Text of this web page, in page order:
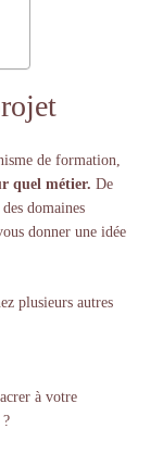
de formation,
quel métier. De
domaines
donner une idée
plusieurs autres
à votre